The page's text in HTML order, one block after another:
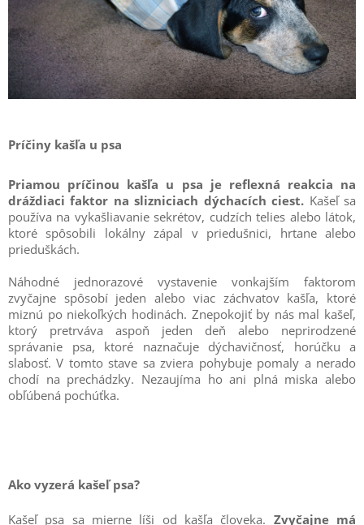
Príčiny kašľa u psa
Priamou príčinou kašľa u psa je reflexná reakcia na
dráždiaci faktor na slizniciach dýchacích ciest. Kašeľ sa
používa na vykašliavanie sekrétov, cudzích telies alebo látok,
ktoré spôsobili lokálny zápal v priedušnici, hrtane alebo
prieduškách.
Náhodné jednorazové vystavenie vonkajším faktorom
zvyčajne spôsobí jeden alebo viac záchvatov kašľa, ktoré
miznú po niekoľkých hodinách. Znepokojiť by nás mal kašeľ,
ktorý pretrváva aspoň jeden deň alebo neprirodzené
správanie psa, ktoré naznačuje dýchavičnosť, horúčku a
slabosť. V tomto stave sa zviera pohybuje pomaly a nerado
chodí na prechádzky. Nezaujíma ho ani plná miska alebo
obľúbená pochúťka.
Ako vyzerá kašeľ psa?
Kašeľ psa sa mierne líši od kašľa človeka. Zvyčajne má